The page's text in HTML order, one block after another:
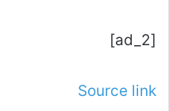
[ad_2]
Source link